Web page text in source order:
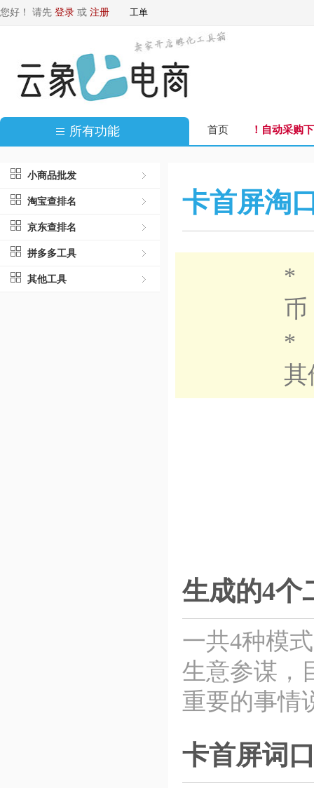
您好！ 请先 登录 或 注册 工单
所有功能 首页 ！自动采购
小商品批发
淘宝查排名
京东查排名
拼多多工具
其他工具
卡首屏淘
*
*
其
生成的4个
一共4种模
生意参谋，
重要的事情
卡首屏词